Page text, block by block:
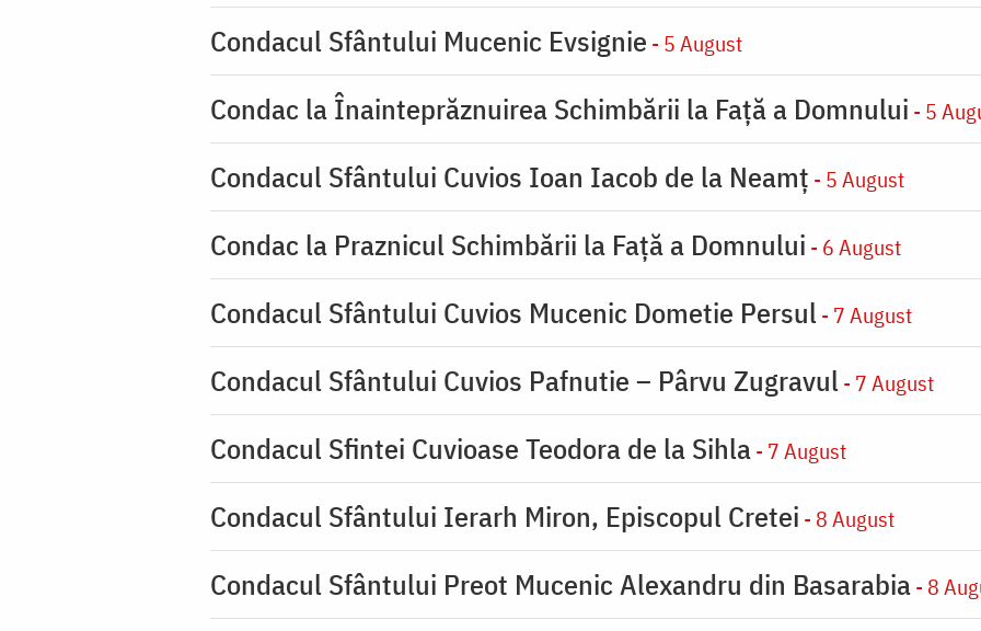
Condacul Sfântului Mucenic Evsignie - 5 August
Condac la Înainteprăznuirea Schimbării la Faţă a Domnului - 5
Condacul Sfântului Cuvios Ioan Iacob de la Neamț - 5 August
Condac la Praznicul Schimbării la Faţă a Domnului - 6 August
Condacul Sfântului Cuvios Mucenic Dometie Persul - 7 August
Condacul Sfântului Cuvios Pafnutie – Pârvu Zugravul - 7 August
Condacul Sfintei Cuvioase Teodora de la Sihla- 7 August
Condacul Sfântului Ierarh Miron, Episcopul Cretei - 8 August
Condacul Sfântului Preot Mucenic Alexandru din Basarabia- 8